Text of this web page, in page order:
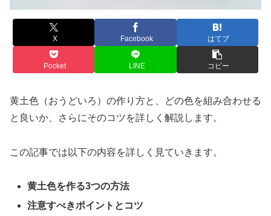
X Facebook はてブ
Pocket LINE コピー
黄土色（おうどいろ）の作り方と、どの色を組み合わせる
と良いか、さらにそのコツを詳しく解説します。
この記事では以下の内容を詳しく見ていきます。
黄土色を作る3つの方法
注意すべきポイントとコツ